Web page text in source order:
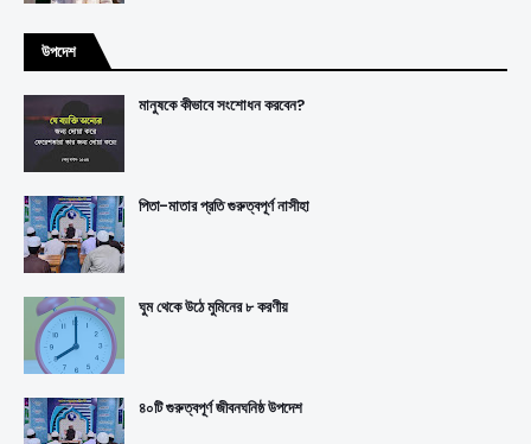
উপদেশ
মানুষকে কীভাবে সংশোধন করবেন?
পিতা-মাতার প্রতি গুরুত্বপূর্ণ নাসীহা
ঘুম থেকে উঠে মুমিনের ৮ করণীয়
৪০টি গুরুত্বপূর্ণ জীবনঘনিষ্ঠ উপদেশ